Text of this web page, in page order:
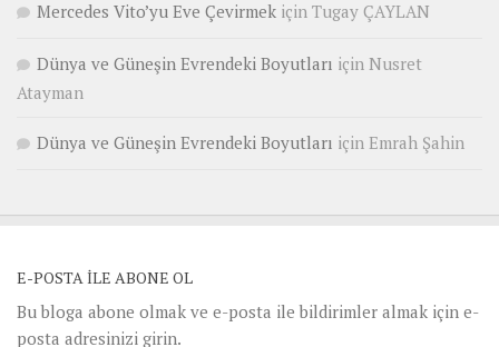
Mercedes Vito’yu Eve Çevirmek için Tugay ÇAYLAN
Dünya ve Güneşin Evrendeki Boyutları için Nusret
Atayman
Dünya ve Güneşin Evrendeki Boyutları için Emrah Şahin
E-POSTA ILE ABONE OL
Bu bloga abone olmak ve e-posta ile bildirimler almak için e-
posta adresinizi girin.